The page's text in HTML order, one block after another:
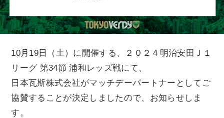
10月19日（土）に開催する、２０２４明治安田Ｊ１
リーグ 第34節 浦和レッズ戦にて、
日本瓦斯株式会社がマッチデーパートナーとしてご
協賛することが決定しましたので、お知らせしま
す。